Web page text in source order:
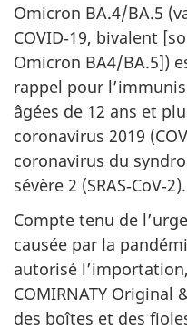
Omicron BA.4/BA.5
COVID‑19, bivalent
Omicron BA4/BA.5])
rappel pour
âgées de 12 ans et
coronavirus 2019
coronavirus du
sévère 2 (SRAS‑CoV‑2).
Compte tenu de
causée par la
autorisé
COMIRNATY Original
des boîtes et des